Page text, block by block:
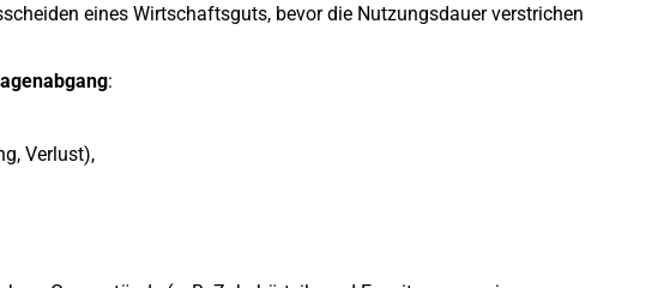
eines Wirtschaftsguts, bevor die Nutzungsdauer verstrichen
:
Verlust),